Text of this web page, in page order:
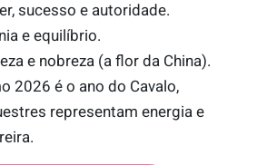
sucesso e autoridade.
e equilíbrio.
e nobreza (a flor da China).
2026 é o ano do Cavalo,
representam energia e